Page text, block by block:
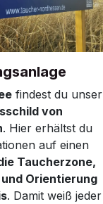
findest du unser
von
. Hier erhältst du
auf einen
Taucherzone,
Orientierung
. Damit weiß jeder